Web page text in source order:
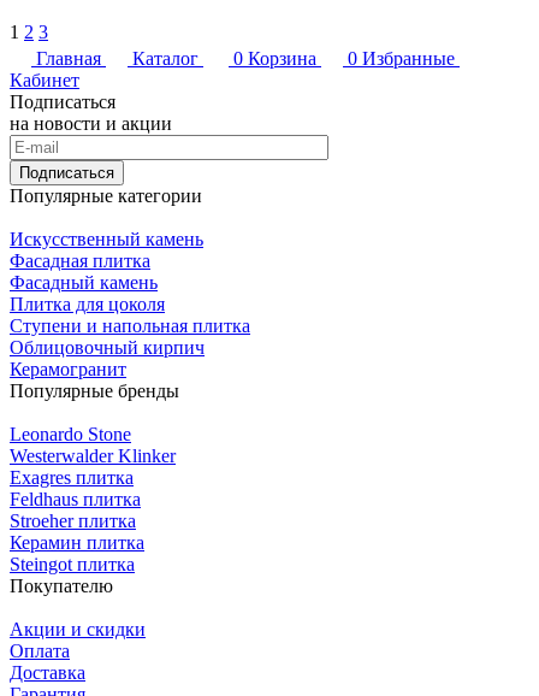
1 2 3
Главная
Каталог 0 Корзина 0 Избранные
Кабинет
Подписаться
на новости и акции
Подписаться
Популярные категории
Искусственный камень
Фасадная плитка
Фасадный камень
Плитка для цоколя
Ступени и напольная плитка
Облицовочный кирпич
Керамогранит
Популярные бренды
Leonardo Stone
Westerwalder Klinker
Exagres плитка
Feldhaus плитка
Stroeher плитка
Керамин плитка
Steingot плитка
Покупателю
Акции и скидки
Оплата
Доставка